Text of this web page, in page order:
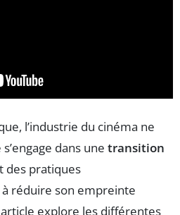
l’industrie du cinéma ne
dans une transition
des pratiques
à réduire son empreinte
explore les différentes